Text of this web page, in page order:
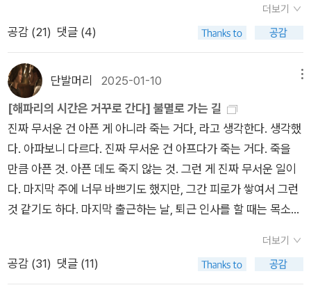
노란 우산 ​내 MBTI는 ENFP이다(TMI 죄송~) 다른 성격 유형
처럼 ENFP도 장단점이 있겠지만서도 제일 기억에 남는 특징이
이런 거다. ​다양한 것에 흥미를 갖지만 금방 질려하는 경우가 많
다.​딱, 그냥 나다. 그러니깐 작심1일. 진득하지 못하고 도중에 그
만두고. 사실, 지난 주에 새로운 일, 경제활동 아닌 취미 활동을
하나 시작해 볼까 하는 생각이 들었다. 어떨지 모르겠고 잘할 자
신도 없는데, 그냥 한두 번 해보다가 안 되면 그만둬야지, 하는 생
각에 도전해 보기로 마음을 먹었다. 마음먹지 않아도 될 일이었
다. 나는 원래 한두 번 해보다가 안 되면 쉽게 포기하는 스타일이
었던 것이다. ​​<21세기 최고의 책> 정희진쌤의 픽 10권을 뚫어져
라 쳐다본다. 다 읽으리. 다 읽어버리리. 1권 읽었고, 2권 가지고
무지게 읽어버렸다. 이제 2권 읽었다. 10권 중에 2권 클리어. ​​ ​4.
'중고책'으로 감당이 안 될 듯 하다. 어제의 아픔을 오늘에 되살려
서는 언제 읽게 될지도 모르겠는 상황인데, 그래도 모르겠다 하는
심정으로 주문했다. 품절된 후에 아쉬워하면 아무 소용 없다. ​ 그
렇게 품절된 책 중에 제일 아쉬운 책은 『한나 아렌트, 세 번의 탈
출』이다. 중고로는 마음이 안 차서 이북으로 살까 고민 중이다. 오
바로 아침 요가 시간. 귀여운 아가(라기엔 나보다 키가 크다)가
해가 뜨기도 전에 집을 나서면 노란색 요가 매트(알라딘 사은품)
고 스트레칭의 시간. 홈트 아니고 홈휴식. 최근 영상은 512다. 나
는 <요가소년>을 애청하는데, 강도가 약한 여러 에피소드 중에
서 바다가 보이는 에피라 512를 좋아하게 되었다. 그중에 내가
제일 좋아하는 자세는 아기 자세, 발라사나(Balasana)의 응용 자
세이다. ​내 성격과 성향을 보여주는. 작심1일. 영어를 잃어버리고
요가를 얻지도 못한. 지금 읽고 있는 책은 이런 책들이다. 오늘은
아직, 시작도 못 했다.
알렉시예비치의 『체르노빌의 목소리』, 옥타비아 버틀러의 『블러
드 차일드』 등이다. 거기에 이 책 한 권을 더할 수 없어서, 간단하
었다. 하지만 라캉의 '성관계는 없다'라는 이 단순한 문장을 쉽게,
간단하게 설명할 수 없다는 사실에 내가 제대로 이해하지 못했구
나 알게 됐는데, 이 책을 읽으며 그런 사실, 나의 무지와 내 무지
의 확인은 변동될 수 없다는 걸 확인하게 됐다. 챗GPT를 가끔 이
용하는 큰아이에게 말했다. **야, 이거, 걔한테 좀 물어봐. 10초
도 안 걸려 찾아낸 해답. 그 결론. ​남성과 여성(혹은 두 주체)의 욕
망은 근본적으로 다르고, 서로 완전히 소통하거나 충족될 수 없
다. 인간은 상징계(언어와 문화)의 제약 속에서 욕망을 표현하려
하지만, 그 과정에서 항상 결핍이 남는다.​문화와 이데올로기는
'성적 관계'를 이상적이고 완벽한 것으로 묘사하지만, 이는 근본
더보기
공감 (21) 댓글 (4)
단발머리 2025-01-10
[해파리의 시간은 거꾸로 간다] 불멸로 가는 길
진짜 무서운 건 아픈 게 아니라 죽는 거다, 라고 생각한다. 생각했
다. 아파보니 다르다. 진짜 무서운 건 아프다가 죽는 거다. 죽을
만큼 아픈 것. 아픈 데도 죽지 않는 것. 그런 게 진짜 무서운 일이
다. ​마지막 주에 너무 바쁘기도 했지만, 그간 피로가 쌓여서 그런
것 같기도 하다. 마지막 출근하는 날, 퇴근 인사를 할 때는 목소리
으며. 그래도 그날만은 아플 수 없어서 알약 털어먹고, 물약 마시
고, 뜨거운 물 마시고, 입안이 화~안 사탕을 세 개 물고, 마스크
더보기
공감 (31) 댓글 (11)